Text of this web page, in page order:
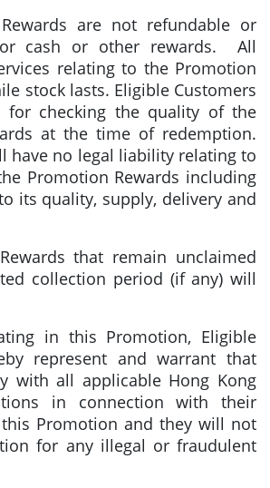
are not refundable or
cash or other rewards. All
relating to the Promotion
stock lasts. Eligible Customers
for checking the quality of the
at the time of redemption.
have no legal liability relating to
Promotion Rewards including
its quality, supply, delivery and
that remain unclaimed
collection period (if any) will
in this Promotion, Eligible
represent and warrant that
with all applicable Hong Kong
in connection with their
Promotion and they will not
for any illegal or fraudulent